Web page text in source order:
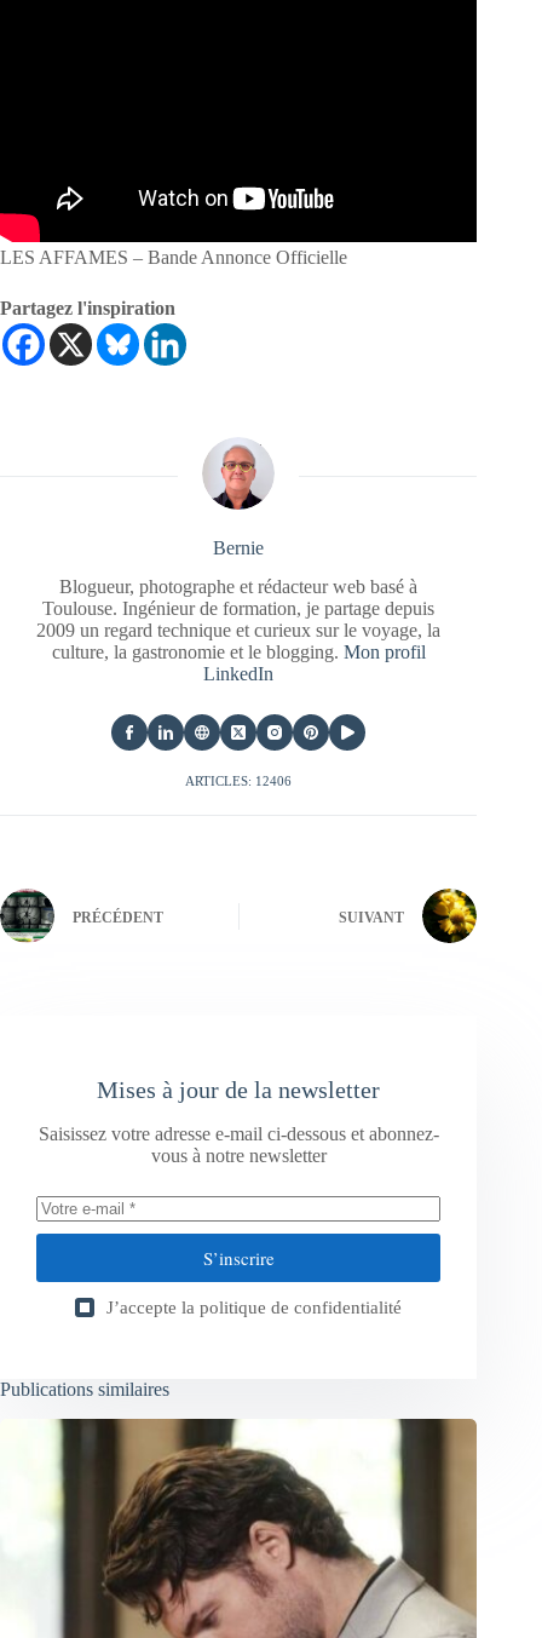
LES AFFAMES – Bande Annonce Officielle
Partagez l'inspiration
Bernie
Blogueur, photographe et rédacteur web basé à
Toulouse. Ingénieur de formation, je partage depuis
2009 un regard technique et curieux sur le voyage, la
culture, la gastronomie et le blogging. Mon profil
LinkedIn
ARTICLES: 12406
PRÉCÉDENT SUIVANT
Mises à jour de la newsletter
Saisissez votre adresse e-mail ci-dessous et abonnez-
vous à notre newsletter
S’inscrire
J’accepte la politique de confidentialité
Publications similaires